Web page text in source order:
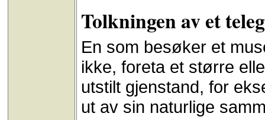
Tolkningen av et
En som besøker et
ikke, foreta et større
utstilt gjenstand, for
ut av sin naturlige